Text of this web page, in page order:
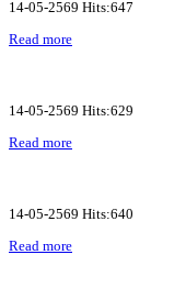
14-05-2569 Hits:647
Read more
14-05-2569 Hits:629
Read more
14-05-2569 Hits:640
Read more